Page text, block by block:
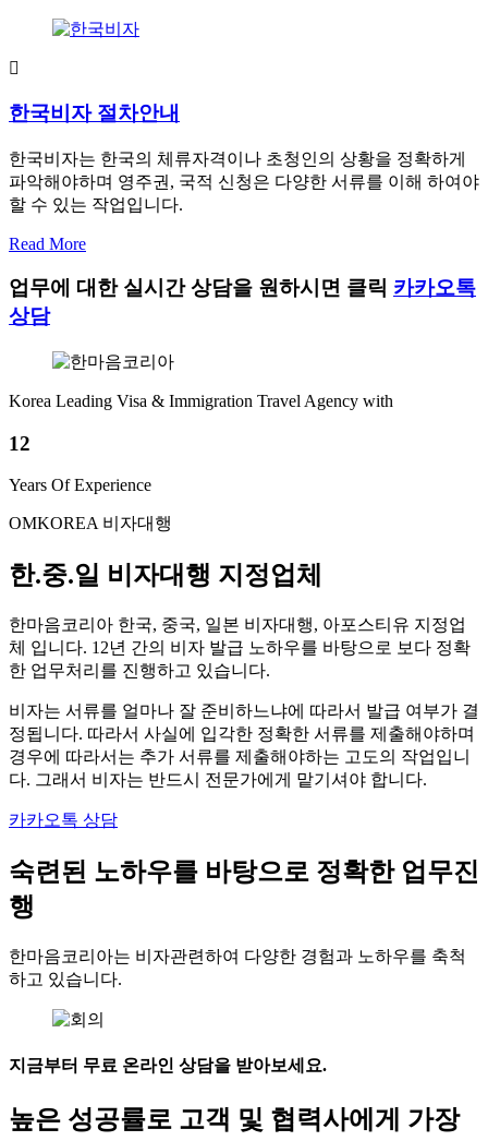
한국비자 절차안내
한국비자는 한국의 체류자격이나 초청인의 상황을 정확하게
파악해야하며 영주권, 국적 신청은 다양한 서류를 이해 하여야
할 수 있는 작업입니다.
Read More
업무에 대한 실시간 상담을 원하시면 클릭 카카오톡
상담
Korea Leading Visa & Immigration Travel Agency with
12
Years Of Experience
OMKOREA 비자대행
한.중.일 비자대행 지정업체
한마음코리아 한국, 중국, 일본 비자대행, 아포스티유 지정업
체 입니다. 12년 간의 비자 발급 노하우를 바탕으로 보다 정확
한 업무처리를 진행하고 있습니다.
비자는 서류를 얼마나 잘 준비하느냐에 따라서 발급 여부가 결
정됩니다. 따라서 사실에 입각한 정확한 서류를 제출해야하며
경우에 따라서는 추가 서류를 제출해야하는 고도의 작업입니
다. 그래서 비자는 반드시 전문가에게 맡기셔야 합니다.
카카오톡 상담
숙련된 노하우를 바탕으로 정확한 업무진
행
한마음코리아는 비자관련하여 다양한 경험과 노하우를 축척
하고 있습니다.
지금부터 무료 온라인 상담을 받아보세요.
높은 성공률로 고객 및 협력사에게 가장